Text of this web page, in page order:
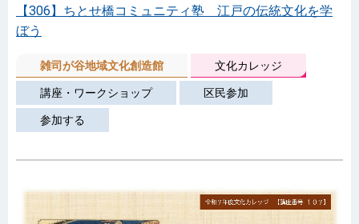
【306】ちとせ橋コミュニティ塾 江戸の伝統文化を学
ぼう
雑司が谷地域文化創造館 文化カレッジ
講座・ワークショップ 区民参加
参加する